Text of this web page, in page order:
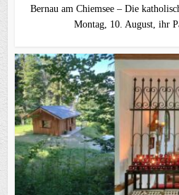
Bernau am Chiemsee – Die
Montag, 10. August, ihr